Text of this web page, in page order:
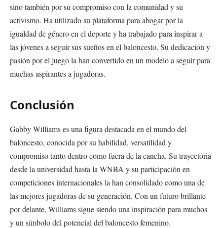
sino también por su compromiso con la comunidad y su
activismo. Ha utilizado su plataforma para abogar por la
igualdad de género en el deporte y ha trabajado para inspirar a
las jóvenes a seguir sus sueños en el baloncesto. Su dedicación y
pasión por el juego la han convertido en un modelo a seguir para
muchas aspirantes a jugadoras.
Conclusión
Gabby Williams es una figura destacada en el mundo del
baloncesto, conocida por su habilidad, versatilidad y
compromiso tanto dentro como fuera de la cancha. Su trayectoria
desde la universidad hasta la WNBA y su participación en
competiciones internacionales la han consolidado como una de
las mejores jugadoras de su generación. Con un futuro brillante
por delante, Williams sigue siendo una inspiración para muchos
y un símbolo del potencial del baloncesto femenino.